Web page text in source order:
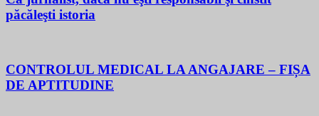
păcăleşti istoria
CONTROLUL MEDICAL LA ANGAJARE – FIȘA
DE APTITUDINE